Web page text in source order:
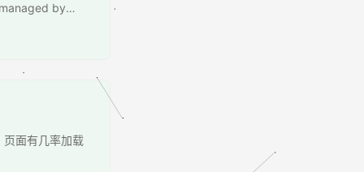
by
页面有几率加载